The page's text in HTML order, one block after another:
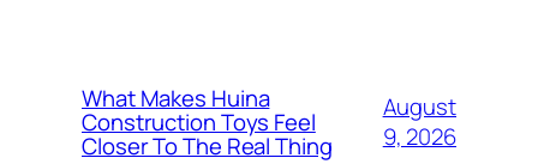
What Makes Huina
Construction Toys Feel
Closer To The Real Thing
August
9, 2026